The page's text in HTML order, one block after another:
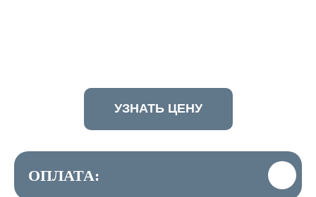
УЗНАТЬ ЦЕНУ
ОПЛАТА: